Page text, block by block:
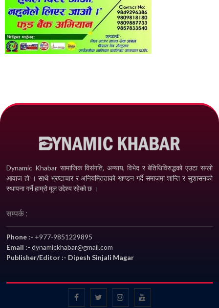
Dynamic Khabar सामाजिक विसंगति, अन्याय, विभेद­ र बेतिथिविरुद्धको एउटा सग्लो
आवाज हो । साथै भ्रष्टाचार र अनियमितताको खण्डन गर्दै समाजमा शान्ति र सुशासनको
स्थापना गर्ने हाम्रो मूल उद्देश्य रहेको छ ।
सम्पर्क :
Phone :- +977-9851229895
Email :-dynamickhabar@gmail.com
Publisher/Editor :- Dipesh Sinjali Magar